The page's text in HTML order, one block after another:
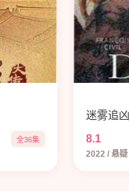
全36集
迷雾追凶
8.1
2022 / 悬